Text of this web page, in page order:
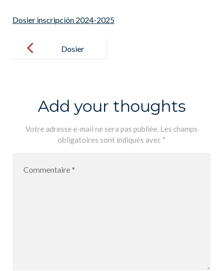
Dosier inscripción 2024-2025
navigation
Dosier
Add your thoughts
Votre adresse e-mail ne sera pas publiée. Les champs
obligatoires sont indiqués avec *